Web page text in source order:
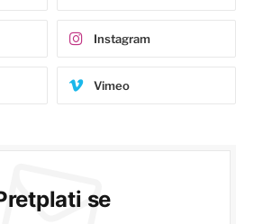
Instagram
Vimeo
se